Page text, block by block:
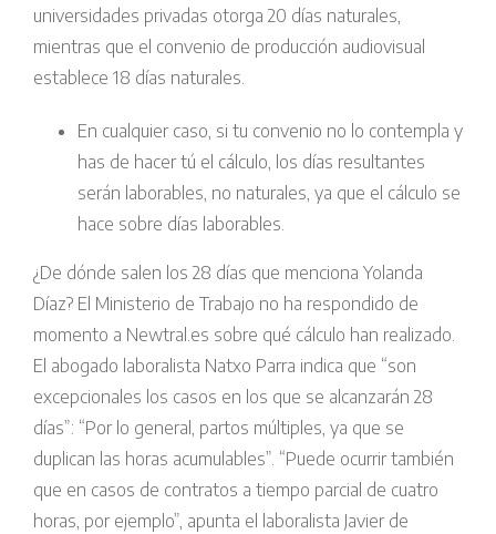
universidades privadas otorga 20 días naturales,
mientras que el convenio de producción audiovisual
establece 18 días naturales.
En cualquier caso, si tu convenio no lo contempla y
has de hacer tú el cálculo, los días resultantes
serán laborables, no naturales, ya que el cálculo se
hace sobre días laborables.
¿De dónde salen los 28 días que menciona Yolanda
Díaz? El Ministerio de Trabajo no ha respondido de
momento a Newtral.es sobre qué cálculo han realizado.
El abogado laboralista Natxo Parra indica que “son
excepcionales los casos en los que se alcanzarán 28
días”: “Por lo general, partos múltiples, ya que se
duplican las horas acumulables”. “Puede ocurrir también
que en casos de contratos a tiempo parcial de cuatro
horas, por ejemplo”, apunta el laboralista Javier de